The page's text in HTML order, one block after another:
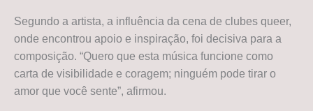
Segundo a artista, a influência da cena de clubes queer,
onde encontrou apoio e inspiração, foi decisiva para a
composição. “Quero que esta música funcione como
carta de visibilidade e coragem; ninguém pode tirar o
amor que você sente”, afirmou.